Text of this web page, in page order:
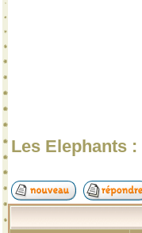
Les Elephants